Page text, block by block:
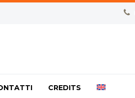


CREDITS